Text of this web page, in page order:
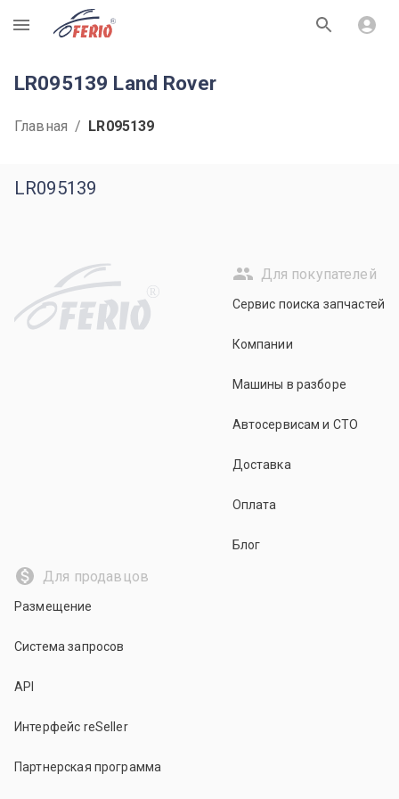
R
LR095139 Land Rover
Главная / LR095139
LR095139
R
Для покупателей
Сервис поиска запчастей
Компании
Машины в разборе
Автосервисам и СТО
Доставка
Оплата
Блог
Для продавцов
Размещение
Система запросов
API
Интерфейс reSeller
Партнерская программа